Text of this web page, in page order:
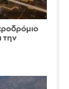
την